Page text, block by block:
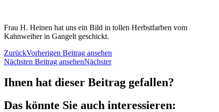
Frau H. Heinen hat uns ein Bild in tollen Herbstfarben vom
Kahnweiher in Gangelt geschickt.
ZurückVorherigen Beitrag ansehen
Nächsten Beitrag ansehenNächster
Ihnen hat dieser Beitrag gefallen?
Das könnte Sie auch interessieren: